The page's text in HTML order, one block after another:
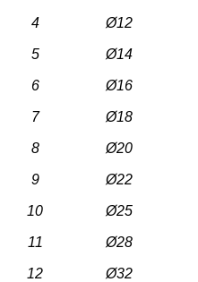
4 Ø12
5 Ø14
6 Ø16
7 Ø18
8 Ø20
9 Ø22
10 Ø25
11 Ø28
12 Ø32